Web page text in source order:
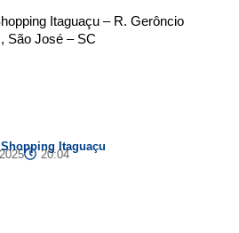
Itaguaçu – R. Gerôncio
São José – SC
Shopping Itaguaçu
20:04